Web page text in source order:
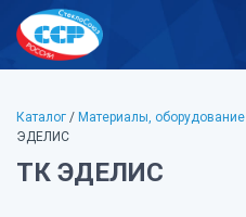
Каталог / Материалы, оборудование
ЭДЕЛИС
ТК ЭДЕЛИС